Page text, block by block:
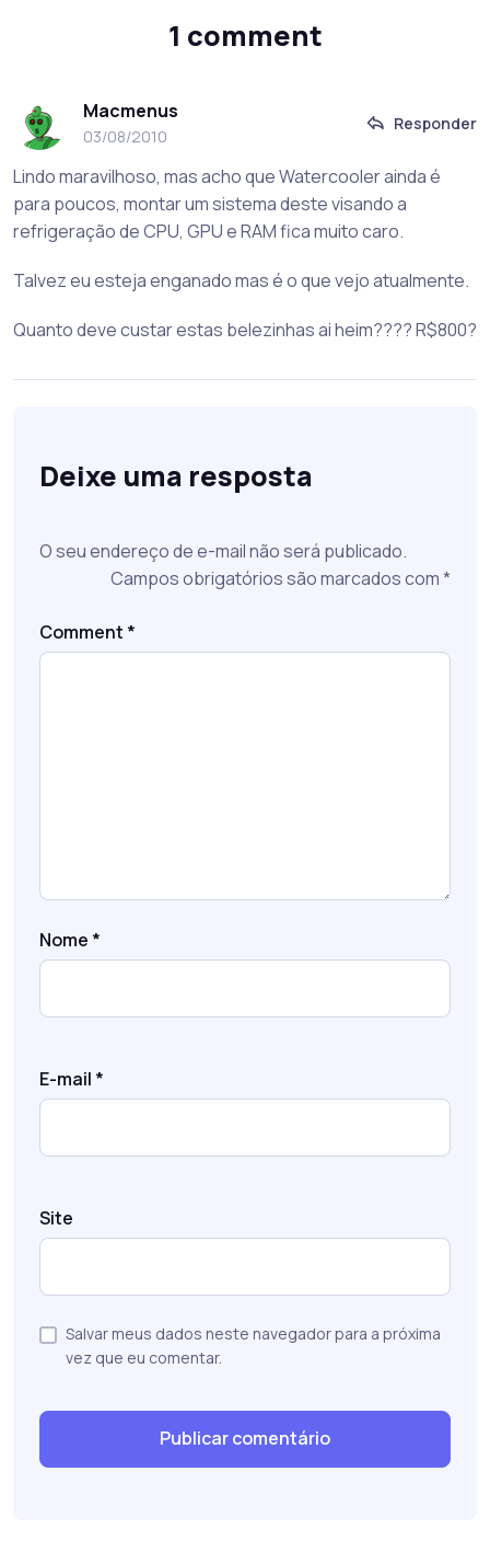
1 comment
Macmenus
03/08/2010
Responder
Lindo maravilhoso, mas acho que Watercooler ainda é
para poucos, montar um sistema deste visando a
refrigeração de CPU, GPU e RAM fica muito caro.
Talvez eu esteja enganado mas é o que vejo atualmente.
Quanto deve custar estas belezinhas ai heim???? R$800?
Deixe uma resposta
O seu endereço de e-mail não será publicado.
Campos obrigatórios são marcados com*
Comment *
Nome *
E-mail *
Site
Salvar meus dados neste navegador para a próxima
vez que eu comentar.